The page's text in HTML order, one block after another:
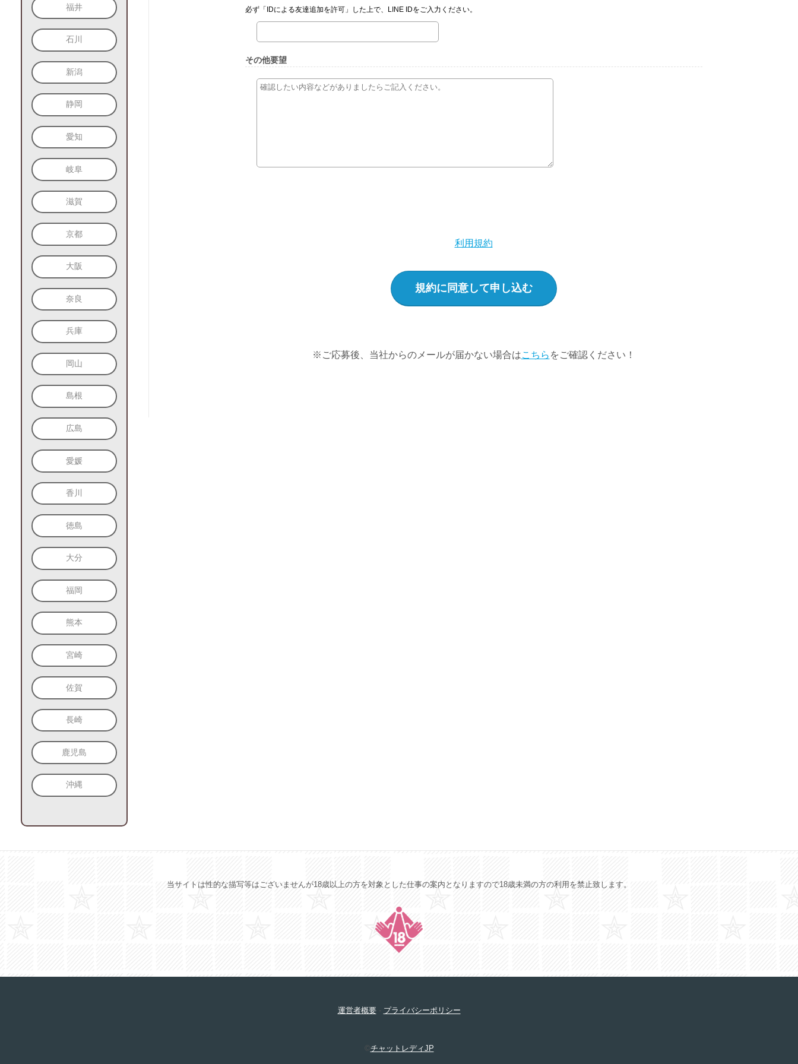
福井
石川
新潟
静岡
愛知
岐阜
滋賀
京都
大阪
奈良
兵庫
岡山
島根
広島
愛媛
香川
徳島
大分
福岡
熊本
宮崎
佐賀
長崎
鹿児島
沖縄
必ず「IDによる友達追加を許可」した上で、LINE IDをご入力ください。
その他要望
利用規約
※ご応募後、当社からのメールが届かない場合はこちら をご確認ください！
当サイトは性的な描写等はございませんが18歳以上の方を対象とした仕事の案内となりますので18歳未満の方の利用を禁止致します。
運営者概要- プライバシーポリシー
©チャットレディJP